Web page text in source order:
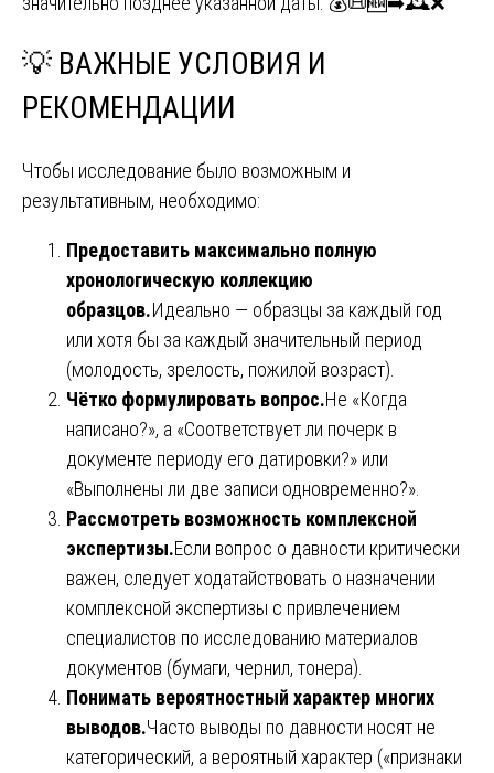
💡 ВАЖНЫЕ УСЛОВИЯ И
РЕКОМЕНДАЦИИ
Чтобы исследование было возможным и
результативным, необходимо:
Предоставить максимально полную
хронологическую коллекцию
образцов.Идеально — образцы за каждый год
или хотя бы за каждый значительный период
(молодость, зрелость, пожилой возраст).
Чётко формулировать вопрос.Не «Когда
написано?», а «Соответствует ли почерк в
документе периоду его датировки?» или
«Выполнены ли две записи одновременно?».
Рассмотреть возможность комплексной
экспертизы.Если вопрос о давности критически
важен, следует ходатайствовать о назначении
комплексной экспертизы с привлечением
специалистов по исследованию материалов
документов (бумаги, чернил, тонера).
Понимать вероятностный характер многих
выводов.Часто выводы по давности носят не
категорический, а вероятный характер («признаки